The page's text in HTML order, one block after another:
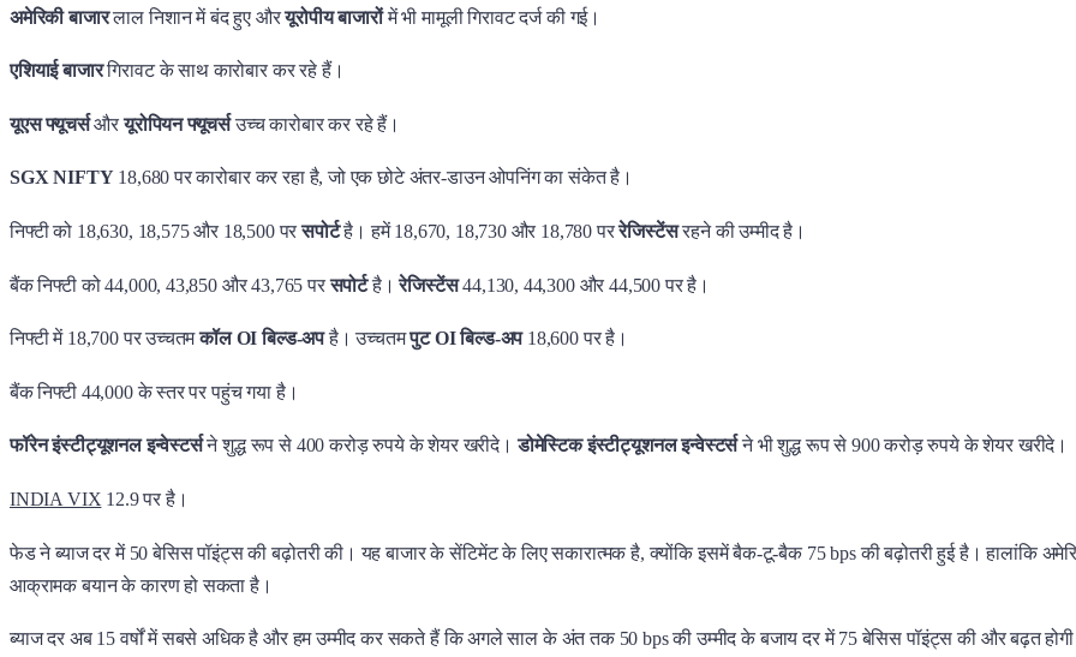
अमेरिकी बाजारलाल निशान में बंद हुए औरयूरोपीय बाजारोंमें भी मामूली गिरावट दर्ज की गई।
एशियाई बाजारगिरावट के साथ कारोबार कर रहे हैं।
यूएस फ्यूचर्सऔरयूरोपियन फ्यूचर्सउच्च कारोबार कर रहे हैं।
SGX NIFTY18,680 पर कारोबार कर रहा है, जो एक छोटे अंतर-डाउन ओपनिंग का संकेत है।
निफ्टी को 18,630, 18,575 और 18,500 परसपोर्टहै। हमें 18,670, 18,730 और 18,780 पररेजिस्टेंसरहने की उम्मीद है।
बैंक निफ्टी को 44,000, 43,850 और 43,765 परसपोर्टहै।रेजिस्टेंस44,130, 44,300 और 44,500 पर है।
निफ्टी में 18,700 पर उच्चतमकॉल OI बिल्ड-अपहै। उच्चतमपुट OI बिल्ड-अप18,600 पर है।
बैंक निफ्टी 44,000 के स्तर पर पहुंच गया है।
फॉरेन इंस्टीट्यूशनल इन्वेस्टर्सने शुद्ध रूप से 400 करोड़ रुपये के शेयर खरीदे।डोमेस्टिक इंस्टीट्यूशनल इन्वेस्टर्सने भी शुद्ध रूप से 900 करोड़ रुपये के शेयर खरीदे।
INDIA VIX 12.9 पर है।
फेड ने ब्याज दर में 50 बेसिस पॉइंट्स की बढ़ोतरी की। यह बाजार के सेंटिमेंट के लिए सकारात्मक है, क्योंकि इसमें बैक-टू-बैक 75 bps की बढ़ोतरी हुई है। हालांकि
आक्रामक बयान के कारण हो सकता है।
ब्याज दर अब 15 वर्षों में सबसे अधिक है और हम उम्मीद कर सकते हैं कि अगले साल के अंत तक 50 bps की उम्मीद के बजाय दर में 75 बेसिस पॉइंट्स की और बढ़त